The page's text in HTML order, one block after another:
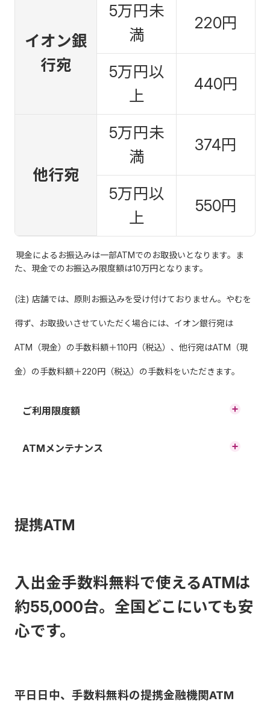
イオン銀
行宛
5万円未
満
220円
5万円以
上
440円
他行宛
5万円未
満
374円
5万円以
上
550円
現金によるお振込みは一部ATMでのお取扱いとなります。ま
た、現金でのお振込み限度額は10万円となります。
(注) 店舗では、原則お振込みを受け付けておりません。やむを
得ず、お取扱いさせていただく場合には、イオン銀行宛は
ATM（現金）の手数料額＋110円（税込）、他行宛はATM（現
金）の手数料額＋220円（税込）の手数料をいただきます。
ご利用限度額
キャッシュカードでATMをご利
1日当たりのATM利用限度額
お取引種
口座開
ATMメンテナンス
ただけない時間帯がございま
上記メンテナンス以外でも、毎
月第二月曜日01:30～04:30と
05:15～05:25は、システムメン
また、その他不定期のメンテナ
提携ATM
入出金手数料無料で使えるATMは
約55,000台。全国どこにいても安
心です。
平日日中、手数料無料の提携金融機関ATM